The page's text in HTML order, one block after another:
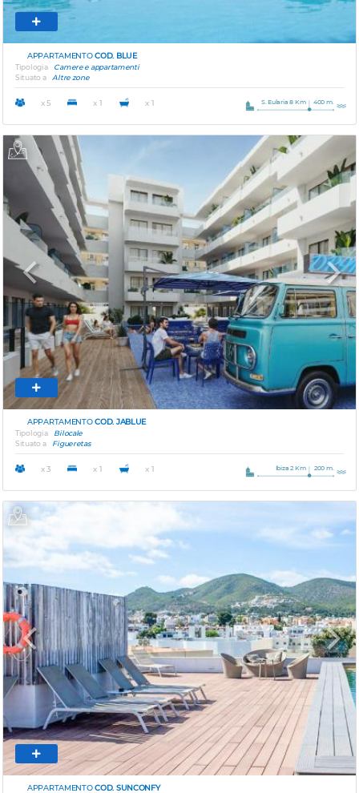
APPARTAMENTOCOD. BLUE
Tipologia
Camere e appartamenti
Situato a
Altre zone
x 5 x 1 x 1 S. Eularia 8 Km 400 m.
Previous Next
APPARTAMENTOCOD. JABLUE
Tipologia
Bilocale
Situato a
Figueretas
x 3 x 1 x 1 Ibiza 2 Km 200 m.
Previous Next
APPARTAMENTOCOD. SUNCONFY